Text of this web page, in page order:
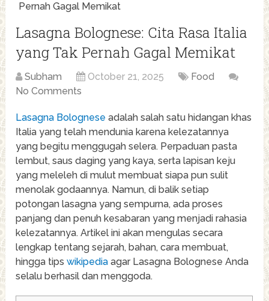
Pernah Gagal Memikat
Lasagna Bolognese: Cita Rasa Italia
yang Tak Pernah Gagal Memikat
Subham October 21, 2025
Food
No Comments
Lasagna Bolognese adalah salah satu hidangan khas
Italia yang telah mendunia karena kelezatannya
yang begitu menggugah selera. Perpaduan pasta
lembut, saus daging yang kaya, serta lapisan keju
yang meleleh di mulut membuat siapa pun sulit
menolak godaannya. Namun, di balik setiap
potongan lasagna yang sempurna, ada proses
panjang dan penuh kesabaran yang menjadi rahasia
kelezatannya. Artikel ini akan mengulas secara
lengkap tentang sejarah, bahan, cara membuat,
hingga tipswikipedia agar Lasagna Bolognese Anda
selalu berhasil dan menggoda.